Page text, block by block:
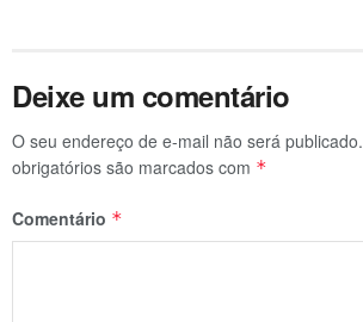
Deixe um comentário
O seu endereço de e-mail não será publicado.
obrigatórios são marcados com *
Comentário *